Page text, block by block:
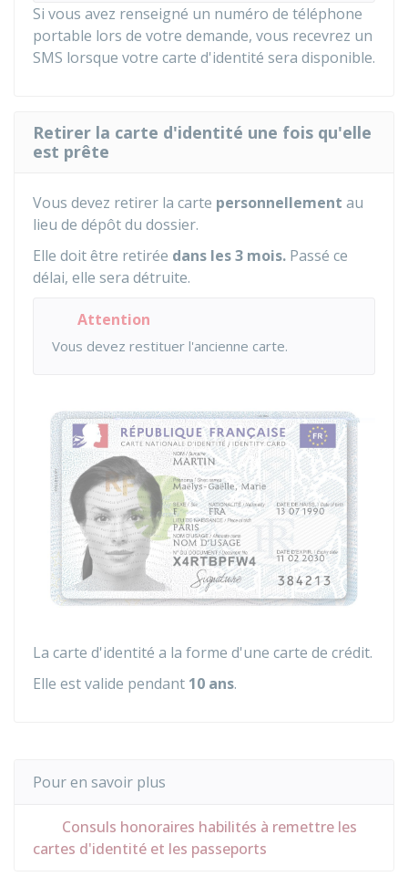
Si vous avez renseigné un numéro de téléphone
portable lors de votre demande, vous recevrez un
SMS lorsque votre carte d'identité sera disponible.
Retirer la carte d'identité une fois qu'elle
est prête
Vous devez retirer la carte personnellement au
lieu de dépôt du dossier.
Elle doit être retirée dans les 3 mois. Passé ce
délai, elle sera détruite.
Attention
Vous devez restituer l'ancienne carte.
La carte d'identité a la forme d'une carte de crédit.
Elle est valide pendant 10 ans.
Pour en savoir plus
Consuls honoraires habilités à remettre les
cartes d'identité et les passeports